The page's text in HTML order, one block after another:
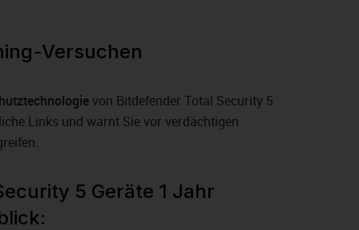
Versuchen
von Bitdefender Total Security 5
Links und warnt Sie vor verdächtigen
5 Geräte 1 Jahr